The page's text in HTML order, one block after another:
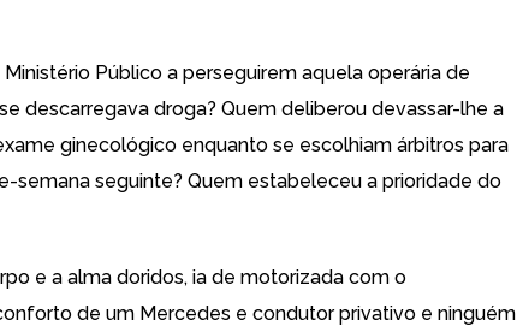
Público a perseguirem aquela operária de
descarregava droga? Quem deliberou devassar-lhe a
ginecológico enquanto se escolhiam árbitros para
semana seguinte? Quem estabeleceu a prioridade do
e a alma doridos, ia de motorizada com o
de um Mercedes e condutor privativo e ninguém